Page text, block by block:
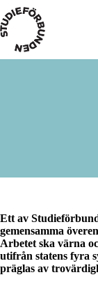
Hoppa
till
innehåll
Ett av
gemensamma
Arbetet ska värna
utifrån statens fyra
präglas av